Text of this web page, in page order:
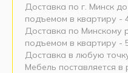
Доставка по г. Минск
подъемом в квартиру -
Доставка по Минскому
подъемом в квартиру -
Доставка в любую
Мебель поставляется